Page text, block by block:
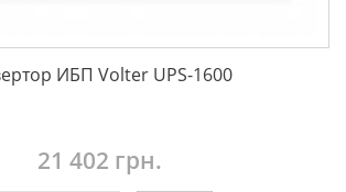
ИБП Volter UPS-1600
21 402 грн.